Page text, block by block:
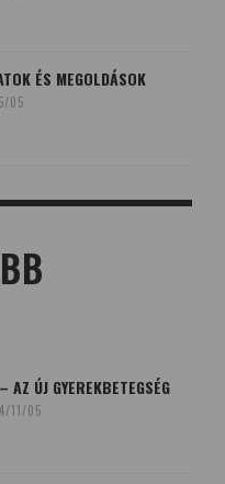
ÉS MEGOLDÁSOK
05
ÚJ GYEREKBETEGSÉG
11/05